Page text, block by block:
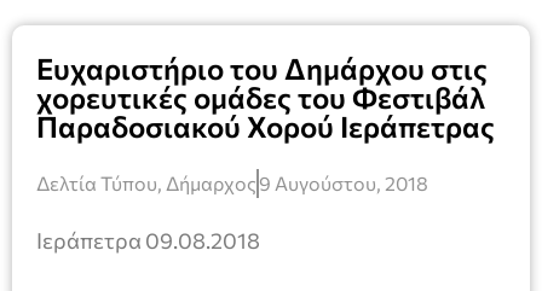
Ευχαριστήριο του Δημάρχου στις
χορευτικές ομάδες του Φεστιβάλ
Παραδοσιακού Χορού Ιεράπετρας
Δελτία Τύπου Δήμαρχος 9 Αυγούστου, 2018
Ιεράπετρα 09.08.2018